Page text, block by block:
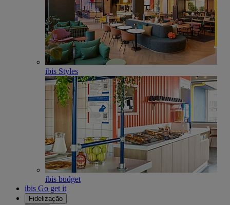
ibis Styles
ibis budget
ibis Go get it
Fidelização